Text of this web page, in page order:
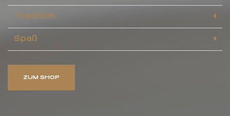
Tradition
Spaß
ZUM SHOP